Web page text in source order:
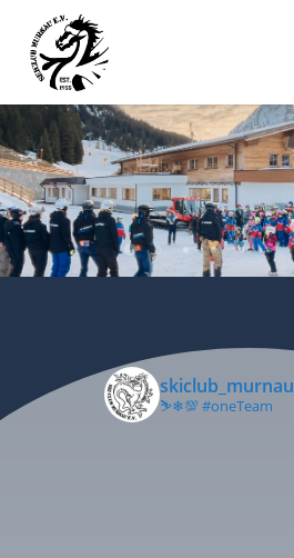
main
content
skiclub_murnau
⛷❄💯 #oneTeam